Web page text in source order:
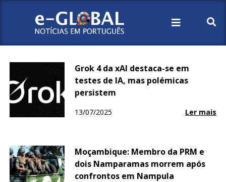
Início 2025 Julho 13
Grok 4 da xAI destaca-se em
testes de IA, mas polémicas
persistem
13/07/2025 Ler mais
Moçambique: Membro da PRM e
dois Namparamas morrem após
confrontos em Nampula